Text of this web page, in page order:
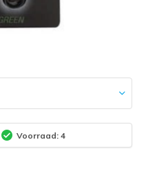
Voorraad: 4